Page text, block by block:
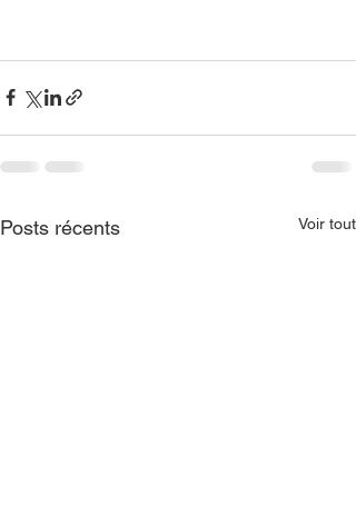
Posts récents Voir tout